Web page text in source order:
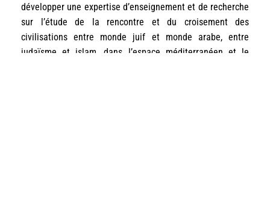
développer une expertise d’enseignement et de recherche
sur l’étude de la rencontre et du croisement des
civilisations entre monde juif et monde arabe, entre
judaïsme et islam, dans l’espace méditerranéen et le